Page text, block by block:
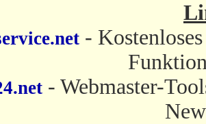
-
- Webmaster-